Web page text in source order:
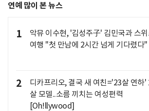
연예 많이 본 뉴스
1
악뮤 이수현, '김성주子' 김민국과 스
여행 "첫 만남에 2시간 넘게 기다렸다"
2
디카프리오, 결국 새 여친='23살 연하'
살 모델..소름 끼치는 여성편력
[Oh!llywood]